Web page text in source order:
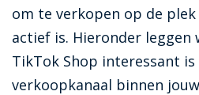
om te verkopen op de
actief is. Hieronder leggen
TikTok Shop interessant is
verkoopkanaal binnen